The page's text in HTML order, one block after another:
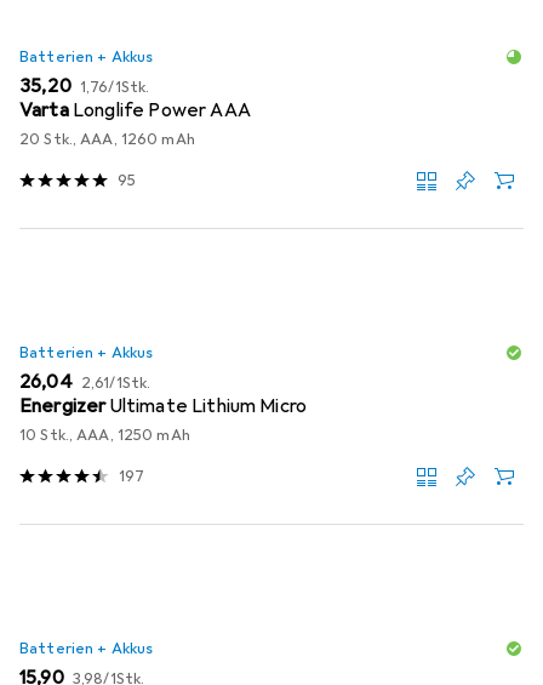
Batterien + Akkus
EUR
35,20 EUR
1,76/1Stk.
Varta Longlife Power AAA
20 Stk., AAA, 1260 mAh
95
Batterien + Akkus
EUR
26,04 EUR
2,61/1Stk.
EnergizerUltimate Lithium Micro
10 Stk., AAA, 1250 mAh
197
Batterien + Akkus
EUR
15,90 EUR
3,98/1Stk.